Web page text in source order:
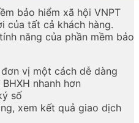
bảo hiểm xã hội VNPT
của tất cả khách hàng.
năng của phần mềm bảo
vị một cách dễ dàng
nhanh hơn
số
xem kết quả giao dịch